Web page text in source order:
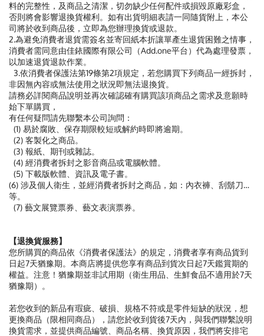
料的完整性，及商品之清潔，切勿缺少任何配件或損毀原廠彩盒，
否則將會影響退換貨權利。如有出貨明細表請一同隨貨附上，本公
司將於收到商品後，立即為您辦理換貨或退款。
2.為避免消費者退貨需簽名並寄回紙本折讓單產生退貨困難之情事，
消費者需同意由佳銥國際有限公司（Add.one平台）代為處理發票，
以加速退貨退款作業。
3.依消費者保護法第19條第2項規定，若您購買下列商品一經拆封，
非因無內容或無法使用之狀況即無法退換貨。
請務必詳閱商品說明並再次確認確有購買該項商品之需求及意願時
始下單購買，
有任何疑問請先聯繫本公司詢問：
(1) 易於腐敗、保存期限較短或解約時即將逾期。
(2) 客製化之商品。
(3) 報紙、期刊或雜誌。
(4) 經消費者拆封之影音商品或電腦軟體。
(5) 下載版軟體、資訊及電子書。
(6) 涉及個人衛生，並經消費者拆封之商品，如：內衣褲、刮鬍刀…
等。
(7) 藝文展覽票券、藝文表演票券。
【退換貨服務】
您所購買的商品依《消費者保護法》的規定，消費者享有商品貨到
日起7天猶豫期。本商店將提供您享有商品到貨次日起7天鑑賞期的
權益。注意！猶豫期並非試用期（衛生用品、生鮮食品不適用於7天
猶豫期）。
若您收到的新品有瑕疵、破損、規格不符或是零件短缺的狀況，想
更換商品（限相同商品），請您於收到貨後7天內，與我們聯繫說明
換貨需求，並提供商品編號、商品名稱、換貨原因，我們將安排宅